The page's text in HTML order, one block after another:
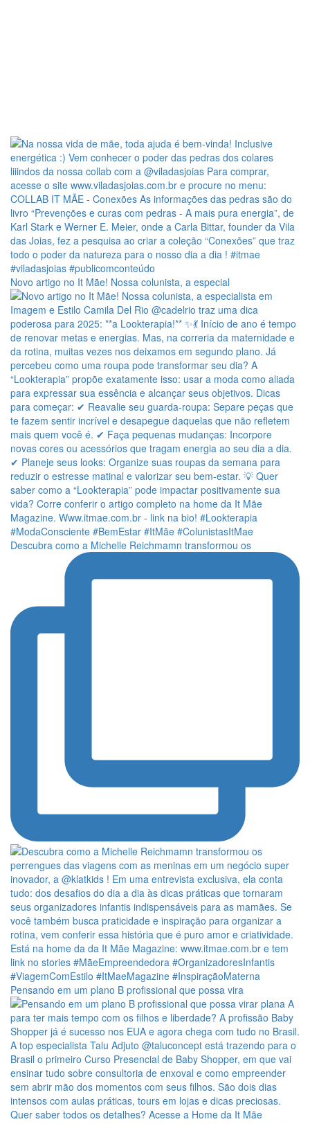
Novo artigo no It Mãe! Nossa colunista, a especial
Descubra como a Michelle Reichmamn transformou os
Pensando em um plano B profissional que possa vira